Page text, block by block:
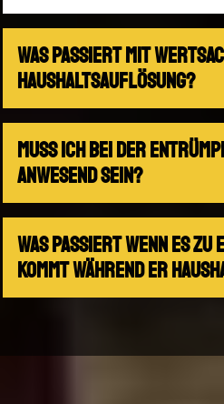
Was passiert mit
Haushaltsauflösung?
Muss ich bei der
anwesend sein?
Was passiert wenn es zu
kommt während er